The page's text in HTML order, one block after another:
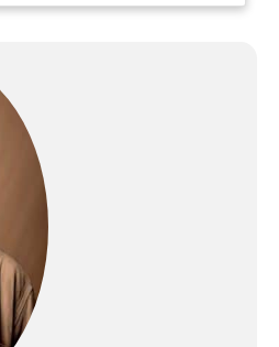
enfant et Parc bébé. Il
jusqu'au dessin et
l'apprentissage devant le
bureau - s'adaptant
parfaitement aux besoins de
développement de 0 à 12 ans.
【Bois massif européen · Sain
sans peinture】 Le Lit enfant
est fabriqué en hêtre robuste
et antibactérien issu des
forêts européennes - un
gage de qualité durable. Sans